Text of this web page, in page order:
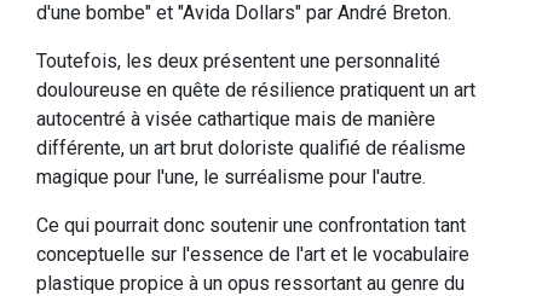
d'une bombe" et "Avida Dollars" par André Breton.
Toutefois, les deux présentent une personnalité
douloureuse en quête de résilience pratiquent un art
autocentré à visée cathartique mais de manière
différente, un art brut doloriste qualifié de réalisme
magique pour l'une, le surréalisme pour l'autre.
Ce qui pourrait donc soutenir une confrontation tant
conceptuelle sur l'essence de l'art et le vocabulaire
plastique propice à un opus ressortant au genre du